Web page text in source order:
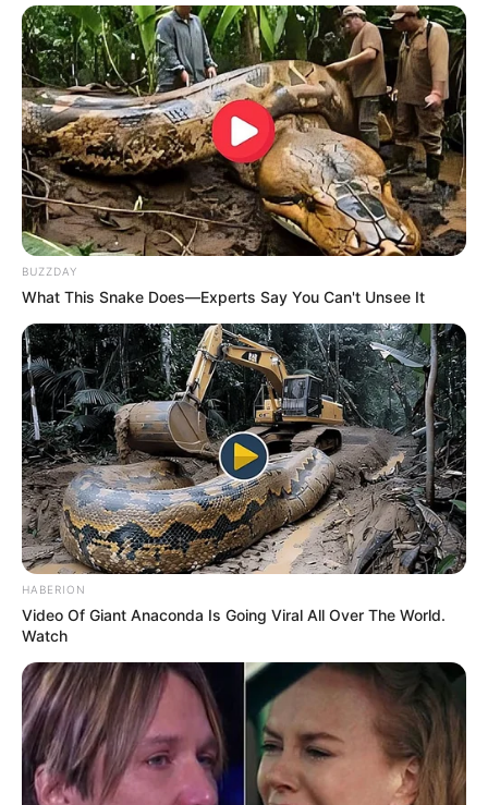
BUZZDAY
What This Snake Does—Experts Say You Can't Unsee It
HABERION
Video Of Giant Anaconda Is Going Viral All Over The World.
Watch